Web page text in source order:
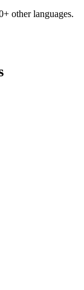
other languages.